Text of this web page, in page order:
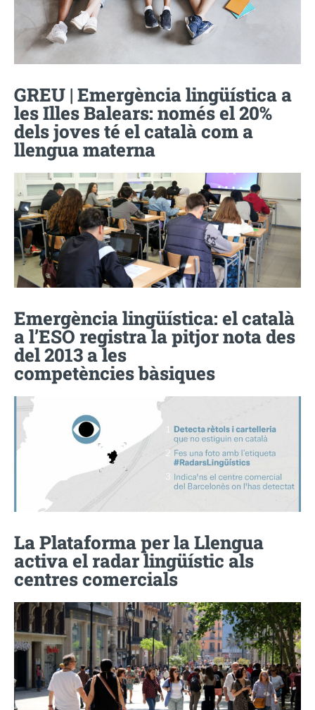
GREU | Emergència lingüística a
les Illes Balears: només el 20%
dels joves té el català com a
llengua materna
Emergència lingüística: el català
a l’ESO registra la pitjor nota des
del 2013 a les
competències bàsiques
La Plataforma per la Llengua
activa el radar lingüístic als
centres comercials